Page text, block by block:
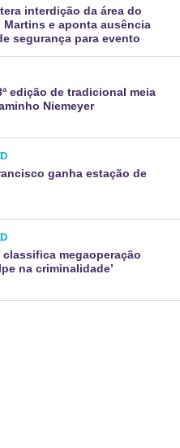
interdição da área do
Martins e aponta ausência
segurança para evento
edição de tradicional meia
Niemeyer
ganha estação de
megaoperação
na criminalidade’